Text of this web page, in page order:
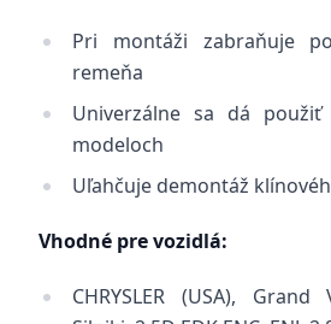
Pri montáži zabraňuje
remeňa
Univerzálne sa dá
modeloch
Uľahčuje demontáž
Vhodné pre vozidlá:
CHRYSLER (USA), Grand